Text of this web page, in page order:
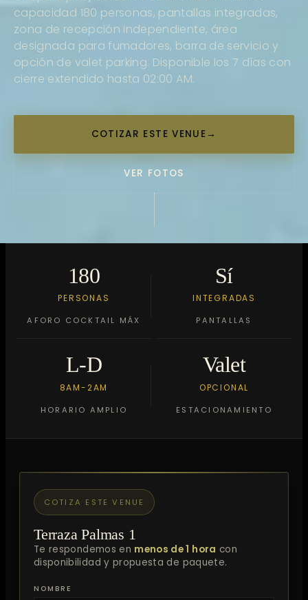
capacidad 180 personas, pantallas integradas,
zona de recepción independiente, área
designada para fumadores, barra de servicio y
opción de valet parking. Disponible los 7 días con
cierre extendido hasta 02:00 AM.
COTIZAR ESTE VENUE →
VER FOTOS
180
PERSONAS
AFORO COCKTAIL MÁX
Sí
INTEGRADAS
PANTALLAS
L-D
8AM-2AM
HORARIO AMPLIO
Valet
OPCIONAL
ESTACIONAMIENTO
COTIZA ESTE VENUE
Terraza Palmas 1
Te respondemos en menos de 1 hora con
disponibilidad y propuesta de paquete.
NOMBRE